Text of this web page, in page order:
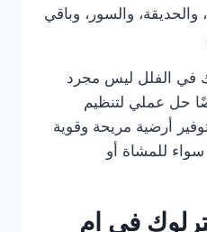
والحديقة، والسور، وباقي
في الفلل ليس مجرد
حل عملي لتنظيم
أرضية مريحة وقوية
سواء للمشاة أو
في ام